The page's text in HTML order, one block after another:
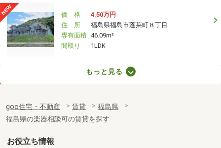
価 格
4.50万円
住 所
福島県福島市蓬莱町８丁目
専有面積 46.09m²
間取り
1LDK
福島県伊達市保原町字赤橋
専有面積
31.48m²
間取り
ワンルーム
福島県福島市飯坂町字銀杏
もっと見る
goo住宅・不動産 賃貸
福島県
福島県の楽器相談可の賃貸を探す
お役立ち情報